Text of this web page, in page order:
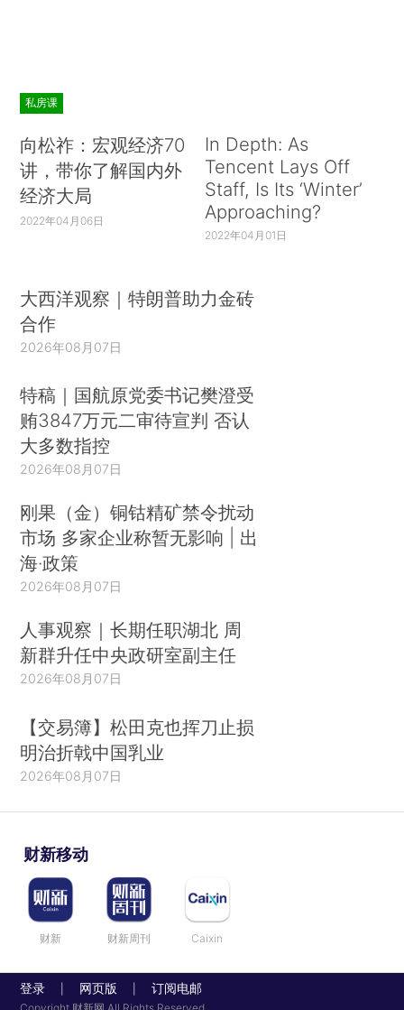
私房课
向松祚：宏观经济70
讲，带你了解国内外
经济大局
2022年04月06日
In Depth: As
Tencent Lays Off
Staff, Is Its ‘Winter’
Approaching?
2022年04月01日
大西洋观察｜特朗普助力金砖
合作
2026年08月07日
特稿｜国航原党委书记樊澄受
贿3847万元二审待宣判 否认
大多数指控
2026年08月07日
刚果（金）铜钴精矿禁令扰动
市场 多家企业称暂无影响 | 出
海·政策
2026年08月07日
人事观察｜长期任职湖北 周
新群升任中央政研室副主任
2026年08月07日
【交易簿】松田克也挥刀止损
明治折戟中国乳业
2026年08月07日
财新移动
财新 财新周刊 Caixin
登录 网页版 订阅电邮